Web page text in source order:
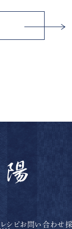
レシピお問い合わせ